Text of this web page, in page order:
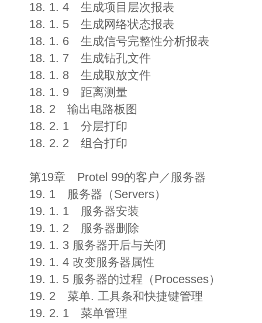
18. 1. 4 生成项目层次报表
18. 1. 5 生成网络状态报表
18. 1. 6 生成信号完整性分析报表
18. 1. 7 生成钻孔文件
18. 1. 8 生成取放文件
18. 1. 9 距离测量
18. 2 输出电路板图
18. 2. 1 分层打印
18. 2. 2 组合打印
第19章 Protel 99的客户／服务器
19. 1 服务器（Servers）
19. 1. 1 服务器安装
19. 1. 2 服务器删除
19. 1. 3 服务器开后与关闭
19. 1. 4 改变服务器属性
19. 1. 5 服务器的过程（Processes）
19. 2 菜单. 工具条和快捷键管理
19. 2. 1 菜单管理